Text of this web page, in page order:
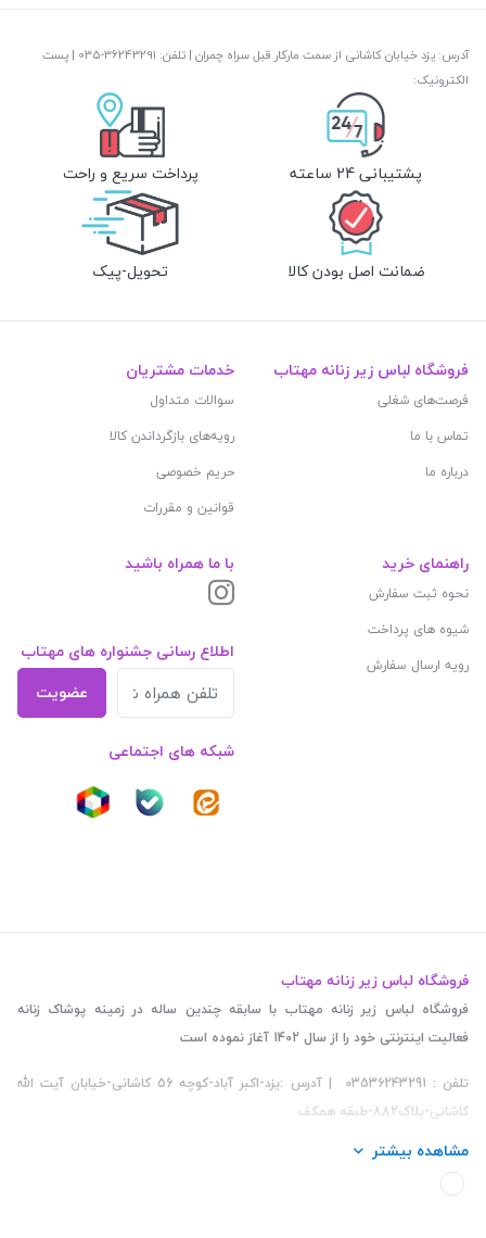
آدرس: یزد خیابان کاشانی از سمت مارکار قبل سراه چمران | تلفن: ‎035-36243291 | پست
الکترونیک:
پشتیبانی 24 ساعته پرداخت سریع و راحت
ضمانت اصل بودن کالا تحویل-پیک
فروشگاه لباس زیر زنانه مهتاب
فرصت‌های شغلی
تماس با ما
درباره ما
خدمات مشتریان
سوالات متداول
رویه‌های بازگرداندن کالا
حریم خصوصی
قوانین و مقررات
راهنمای خرید
نحوه ثبت سفارش
شیوه های پرداخت
رویه ارسال سفارش
با ما همراه باشید
اطلاع رسانی جشنواره های مهتاب
عضویت
شبکه های اجتماعی
فروشگاه لباس زیر زنانه مهتاب
فروشگاه لباس زیر زنانه مهتاب با سابقه چندین ساله در زمینه پوشاک زنانه
فعالیت اینترنتی خود را از سال 1402 آغاز نموده است
تلفن : 03536243291 | آدرس :یزد-اکبر آباد-کوچه 56 کاشانی-خیابان آیت الله
کاشانی-پلاک882-طبقه همکف
مشاهده بیشتر